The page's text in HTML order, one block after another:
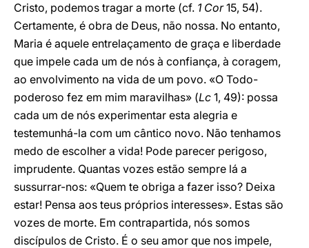
Cristo, podemos tragar a morte (cf. 1 Cor15, 54).
Certamente, é obra de Deus, não nossa. No entanto,
Maria é aquele entrelaçamento de graça e liberdade
que impele cada um de nós à confiança, à coragem,
ao envolvimento na vida de um povo. «O Todo-
poderoso fez em mim maravilhas» (Lc 1, 49): possa
cada um de nós experimentar esta alegria e
testemunhá-la com um cântico novo. Não tenhamos
medo de escolher a vida! Pode parecer perigoso,
imprudente. Quantas vozes estão sempre lá a
sussurrar-nos: «Quem te obriga a fazer isso? Deixa
estar! Pensa aos teus próprios interesses». Estas são
vozes de morte. Em contrapartida, nós somos
discípulos de Cristo. É o seu amor que nos impele,